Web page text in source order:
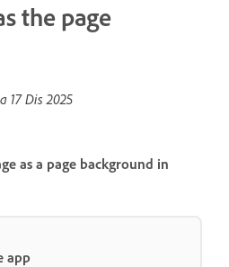
the page
17 Dis 2025
as a page background in
app